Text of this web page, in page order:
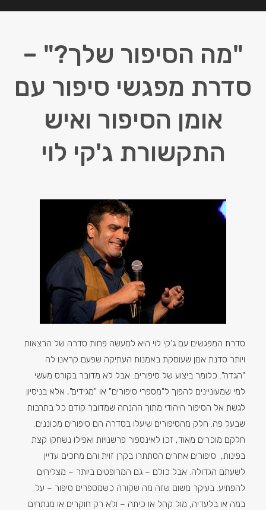
"מה הסיפור שלך?" –
סדרת מפגשי סיפור עם
אומן הסיפור ואיש
התקשורת ג'קי לוי
סדרת המפגשים עם ג'קי לוי היא למעשה פחות סדרה של הרצאות
ויותר סדנת אמן שעוסקת באמנות העתיקה שפעם קראנו לה
"הגדה". כלומר ביצוע של סיפורים. אבל לא מדובר בקורס מעשי
למי שמעוניינים להפוך ל"מספרי סיפורים" או "מגידים", אלא בניסיון
לגשת אל הסיפור היהודי מתוך ההנחה שמדובר קודם כל בתרבות
שבעל פה. חלק מהסיפורים שיעלו בסדרה הם סיפורים מכוננים.
חלקם מוכרים מאוד, זכו לאינספור פרשנויות ואפילו נשחקו קצת
בפינות, סיפורים אחרים הסתתרו בקרן זוית והם מחכים עדיין
לשעתם הגדולה. אבל כולם – גם המרופטים ביותר – מצליחים
להפתיע. בעיקר משום שזה מה שקורה כשמספרים סיפור – על
במה או בלעדיה, מול קהל או כיתה – ולא רק חוקרים או מנתחים